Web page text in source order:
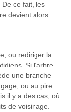
De ce fait, les
devient alors
ou rediriger la
Si l’arbre
une branche
ou au pire
il y a des cas, où
de voisinage.